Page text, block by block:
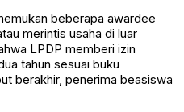
beberapa awardee
merintis usaha di luar
LPDP memberi izin
tahun sesuai buku
berakhir, penerima beasiswa